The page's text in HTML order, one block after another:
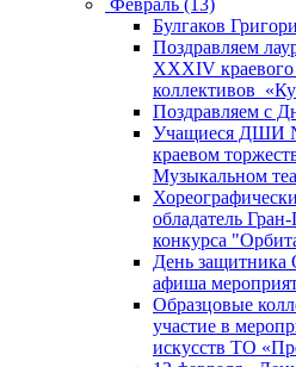
Булгаков
Поздравляем
XXXIV
коллективов
Поздравляем с
Учащиеся ДШИ
краевом
Музыкальном
обладатель
конкурса
День защитника
афиша
Образцовые
участие в
искусств ТО